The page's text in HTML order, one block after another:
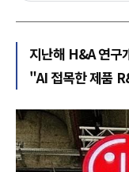
지난해 H&A 연구
"AI 접목한 제품